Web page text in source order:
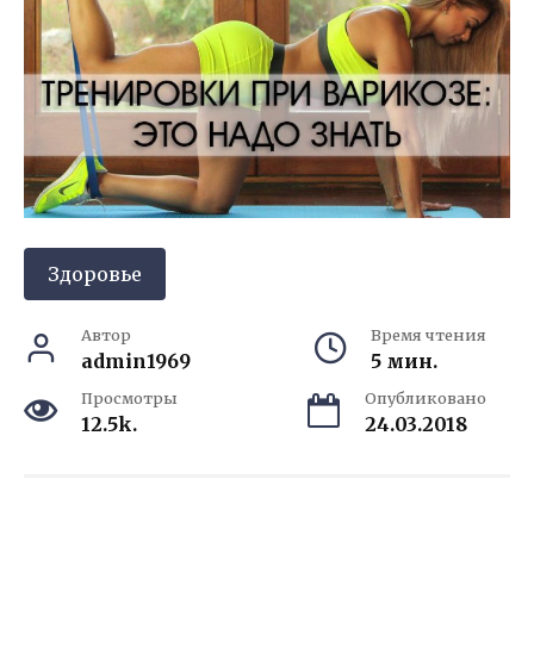
Здоровье
Автор
admin1969
Время чтения
5 мин.
Просмотры
12.5k.
Опубликовано
24.03.2018